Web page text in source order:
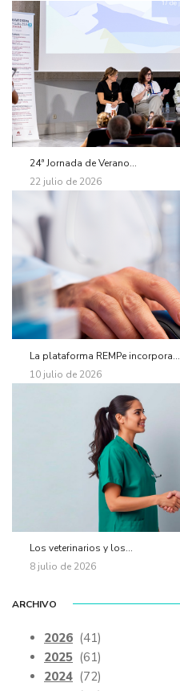
24ª Jornada de Verano...
22 julio de 2026
La plataforma REMPe incorpora...
10 julio de 2026
Los veterinarios y los...
8 julio de 2026
ARCHIVO
2026 (41)
2025 (61)
2024 (72)